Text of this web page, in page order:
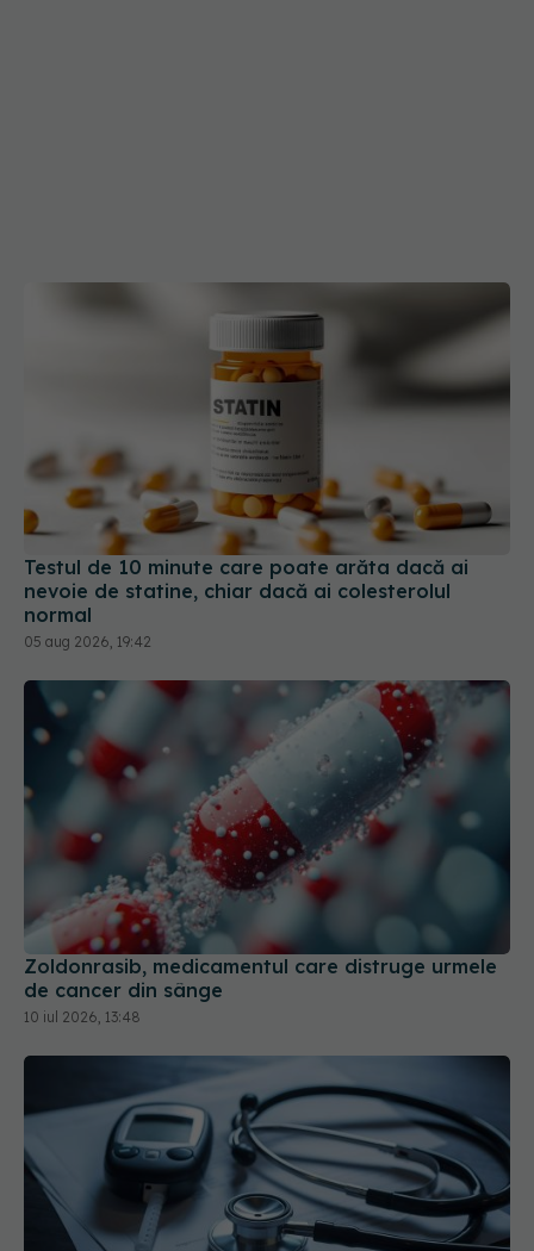
Testul de 10 minute care poate arăta dacă ai
nevoie de statine, chiar dacă ai colesterolul
normal
05 aug 2026, 19:42
Zoldonrasib, medicamentul care distruge urmele
de cancer din sânge
10 iul 2026, 13:48